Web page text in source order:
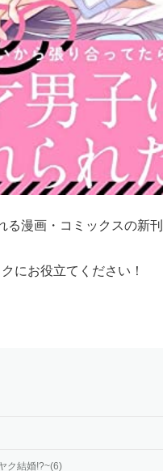
漫画・コミックスの新
にお役立てください！
ク結婚!?~(6)